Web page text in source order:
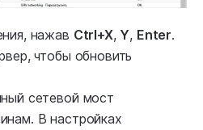
нажав Ctrl+X, Y, Enter.
чтобы обновить
сетевой мост
В настройках